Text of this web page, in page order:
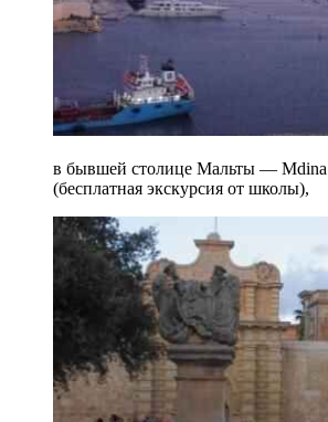
в бывшей столице Мальты — Mdina
(бесплатная экскурсия от школы),